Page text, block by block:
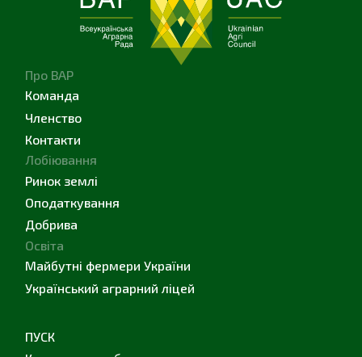
Про ВАР
Команда
Членство
Контакти
Лобіювання
Ринок землі
Оподаткування
Добрива
Освіта
Майбутні фермери України
Український аграрний ліцей
ПУСК